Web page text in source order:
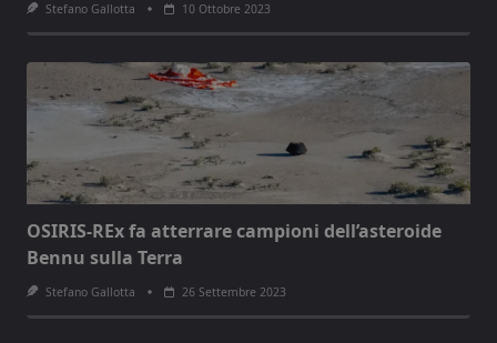
Stefano Gallotta 10 Ottobre 2023
OSIRIS-REx fa atterrare campioni dell’asteroide
Bennu sulla Terra
Stefano Gallotta 26 Settembre 2023